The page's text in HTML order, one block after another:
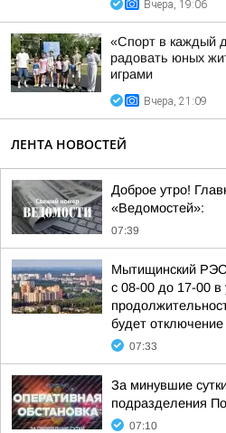
Вчера, 19:06
«Спорт в каждый
радовать юных
играми
Вчера, 21:09
ЛЕНТА НОВОСТЕЙ
Доброе утро!
«Ведомостей»:
07:39
Мытищинский
с 08-00 до 17-00 в
будет отключение
07:33
За минувшие
подразделения
07:10